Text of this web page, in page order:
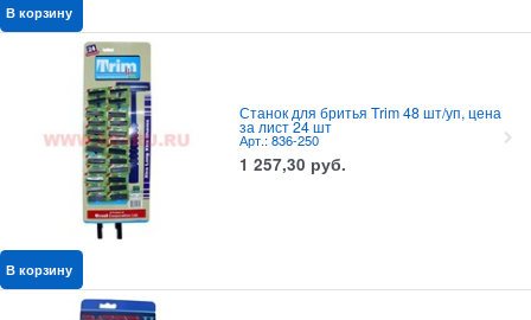
В корзину
Станок для бритья Trim 48 шт/уп, цена
за лист 24 шт
Арт.: 836-250
1 257,30 руб.
В корзину